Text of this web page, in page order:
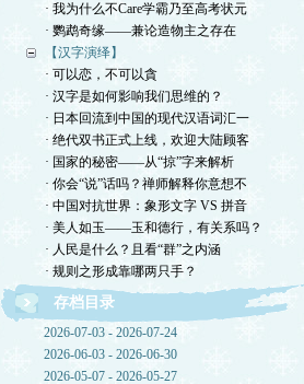
· 我为什么不Care学霸乃至高考状元
· 鹦鹉奇缘——兼论造物主之存在
【汉字演绎】
· 可以恋，不可以貪
· 汉字是如何影响我们思维的？
· 日本回流到中国的现代汉语词汇一
· 绝代双书正式上线，欢迎大陆顾客
· 国家的秘密——从“掠”字来解析
· 你会“说”话吗？禅师解释你意想不
· 中国对抗世界：象形文字 VS 拼音
· 美人如玉——玉和德行，有关系吗？
· 人民是什么？且看“群”之内涵
· 规则之形成靠哪两只手？
存档目录
2026-07-03 - 2026-07-24
2026-06-03 - 2026-06-30
2026-05-07 - 2026-05-27